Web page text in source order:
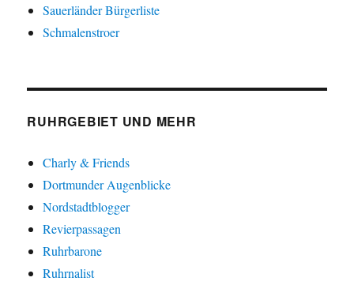
Sauerländer Bürgerliste
Schmalenstroer
RUHRGEBIET UND MEHR
Charly & Friends
Dortmunder Augenblicke
Nordstadtblogger
Revierpassagen
Ruhrbarone
Ruhrnalist